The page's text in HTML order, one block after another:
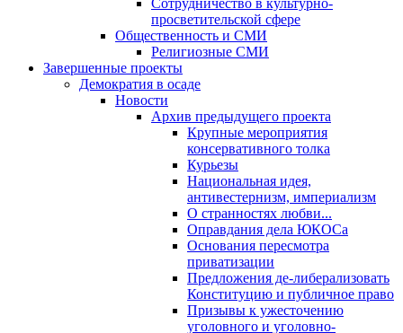
Сотрудничество в культурно-
просветительской сфере
Общественность и СМИ
Религиозные СМИ
Завершенные проекты
Демократия в осаде
Новости
Архив предыдущего проекта
Крупные мероприятия
консервативного толка
Курьезы
Национальная идея,
антивестернизм, империализм
О странностях любви...
Оправдания дела ЮКОСа
Основания пересмотра
приватизации
Предложения де-либерализовать
Конституцию и публичное право
Призывы к ужесточению
уголовного и уголовно-